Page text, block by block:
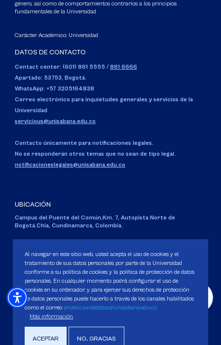
género, así como de comportamientos contrarios a los principios
fundamentales de la Universidad
Carácter Académico: Universidad
DATOS DE CONTACTO
Contact center: (601) 861 5555 / 861 6666
Apartado: 53753, Bogotá.
WhatsApp: +57 3205164838
Correo electrónico para inquietudes generales y servicios de la
Universidad
servicious@unisabana.edu.co
Contacto únicamente para notificaciones legales.
No se responderán otros temas que no sean de tipo legal.
notificacioneslegales@unisabana.edu.co
UBICACIÓN
Campus del Puente del Común,Km. 7, Autopista Norte de
Bogotá.Chía, Cundinamarca, Colombia.
Personería Jurídica:Resolución 130 del 14 de enero de 1980.
Ministerio de Educación Nacional.
Política de Protección de datos
Derechos Pecuniarios
Al navegar en este sitio web, usted acepta el uso de cookies y el
tratamiento de sus datos personales por parte de la Universidad
conforme a su política de cookies y la política de protección de datos
personales. En cualquier momento podrá configurar el uso de
cookies en su ordenador, y para ejercer sus derechos de protección
de datos personales puede hacerlo a través de los canales habilitados
como el correo protecciondedatos@unisabana.edu.co
Más información
ACEPTAR NO, GRACIAS